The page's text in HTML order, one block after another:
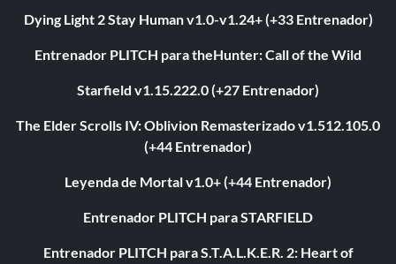
Dying Light 2 Stay Human v1.0-v1.24+ (+33 Entrenador)
Entrenador PLITCH para theHunter: Call of the Wild
Starfield v1.15.222.0 (+27 Entrenador)
The Elder Scrolls IV: Oblivion Remasterizado v1.512.105.0
(+44 Entrenador)
Leyenda de Mortal v1.0+ (+44 Entrenador)
Entrenador PLITCH para STARFIELD
Entrenador PLITCH para S.T.A.L.K.E.R. 2: Heart of